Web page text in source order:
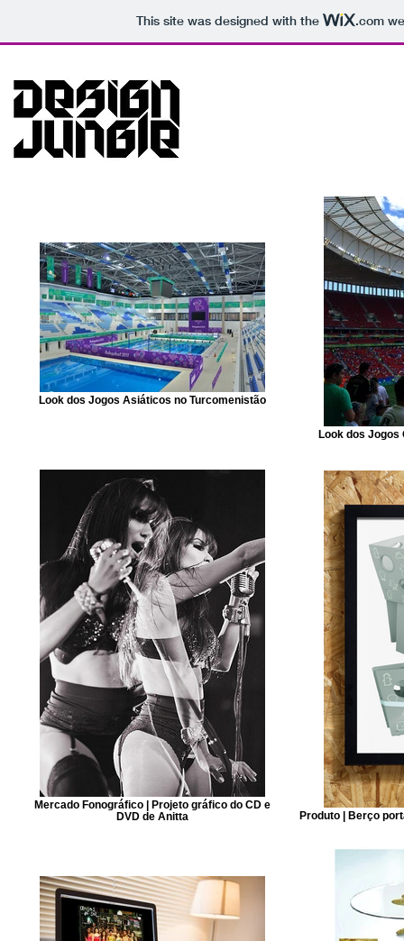
This site was designed with the .com
Look dos Jogos Asiáticos no Turcomenistão
Look dos Jogos
Mercado Fonográfico | Projeto gráfico do CD e
DVD de Anitta
Produto | Berço